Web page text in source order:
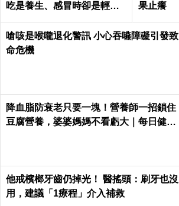
吃是養生、感冒時卻是輕生
果止癢
嗆咳是喉嚨退化警訊 小心吞嚥障礙引發致
命危機
降血脂防衰老只要一塊！營養師一招鎖住
豆腐營養，婆婆媽媽不看虧大｜每日健康
他戒檳榔牙齒仍掉光！ 醫搖頭：刷牙也沒
用，建議「1療程」介入補救